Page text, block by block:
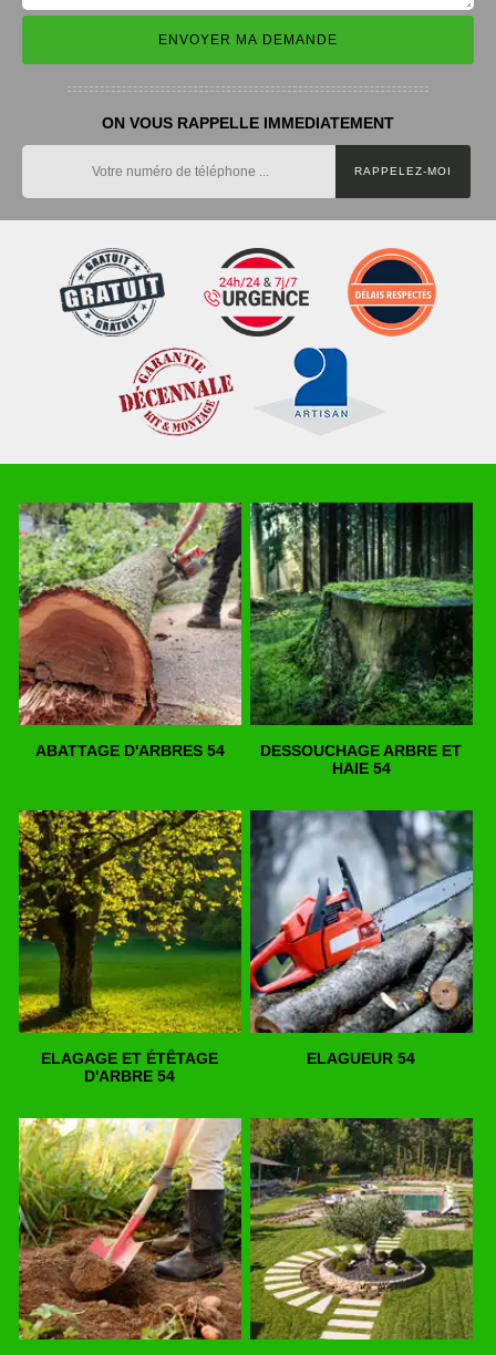
ON VOUS RAPPELLE IMMEDIATEMENT
ABATTAGE D'ARBRES 54
DESSOUCHAGE ARBRE ET
HAIE 54
ELAGAGE ET ÉTÊTAGE
D'ARBRE 54
ELAGUEUR 54